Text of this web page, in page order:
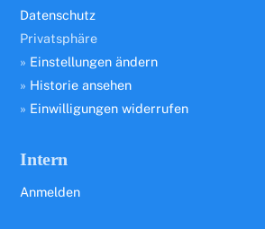
Datenschutz
Privatsphäre
» Einstellungen ändern
» Historie ansehen
» Einwilligungen widerrufen
Intern
Anmelden